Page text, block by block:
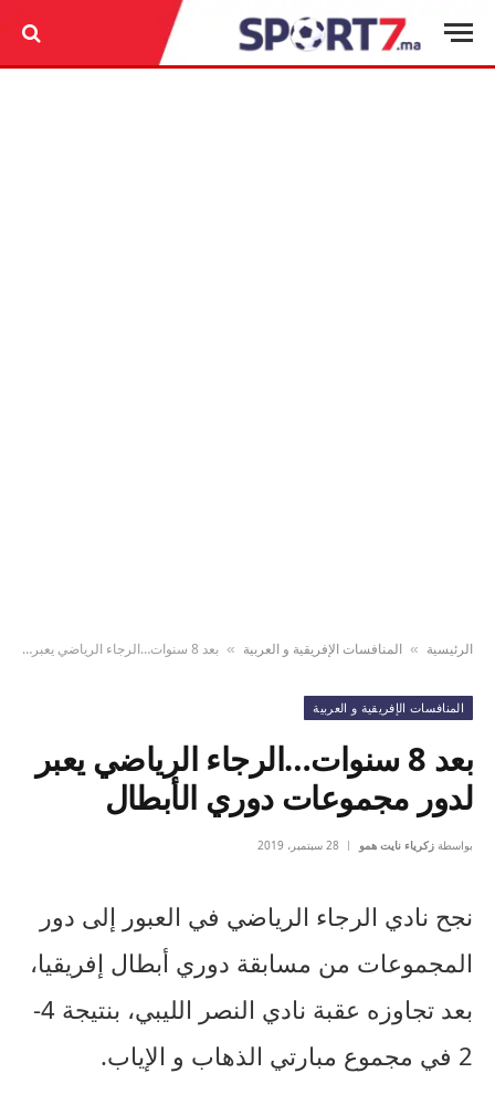
الرئيسية » المنافسات الإفريقية و العربية » بعد 8 سنوات…الرجاء الرياضي يعبر لدور مجموعات دوري الأبطال
المنافسات الإفريقية و العربية
بعد 8 سنوات…الرجاء الرياضي يعبر
لدور مجموعات دوري الأبطال
بواسطة زكرياء نايت همو 28 سبتمبر، 2019
نجح نادي الرجاء الرياضي في العبور إلى دور
المجموعات من مسابقة دوري أبطال إفريقيا،
بعد تجاوزه عقبة نادي النصر الليبي، بنتيجة 4-
2 في مجموع مبارتي الذهاب و الإياب.